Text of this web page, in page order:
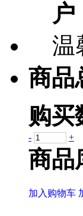
户
温
商品
购买
- +
商品
加入购物车